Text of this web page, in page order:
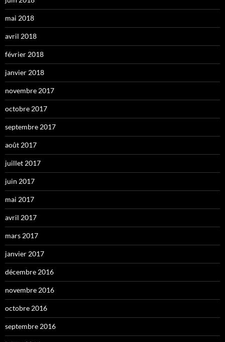
mai 2018
avril 2018
février 2018
janvier 2018
novembre 2017
octobre 2017
septembre 2017
août 2017
juillet 2017
juin 2017
mai 2017
avril 2017
mars 2017
janvier 2017
décembre 2016
novembre 2016
octobre 2016
septembre 2016